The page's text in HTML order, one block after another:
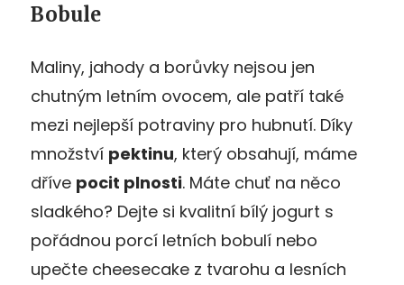
Bobule
Maliny, jahody a borůvky nejsou jen
chutným letním ovocem, ale patří také
mezi nejlepší potraviny pro hubnutí. Díky
množství pektinu, který obsahují, máme
dříve pocit plnosti. Máte chuť na něco
sladkého? Dejte si kvalitní bílý jogurt s
pořádnou porcí letních bobulí nebo
upečte cheesecake z tvarohu a lesních